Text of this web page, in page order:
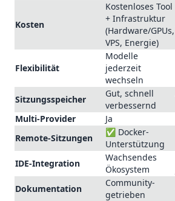
Kosten
Kostenloses Tool
+ Infrastruktur
(Hardware/GPUs,
VPS, Energie)
Flexibilität
Modelle
jederzeit
wechseln
Sitzungsspeicher
Gut, schnell
verbessernd
Multi-Provider
Ja
Remote-Sitzungen
✅ Docker-
Unterstützung
IDE-Integration
Wachsendes
Ökosystem
Dokumentation
Community-
getrieben